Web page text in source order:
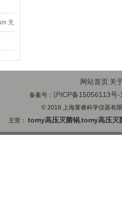
无
网站首页 关
备案号：沪ICP备15056113号-
© 2018 上海莱睿科学仪器有
主营：tomy高压灭菌锅,tomy高压灭